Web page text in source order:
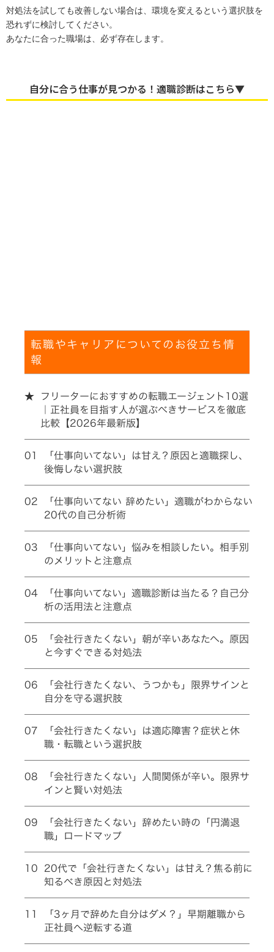
対処法を試しても改善しない場合は、環境を変えるという選択肢を
恐れずに検討してください。
あなたに合った職場は、必ず存在します。
自分に合う仕事が見つかる！適職診断はこちら▼
転職やキャリアについてのお役立ち情
報
★ フリーターにおすすめの転職エージェント10選
｜正社員を目指す人が選ぶべきサービスを徹底
比較【2026年最新版】
01
「仕事向いてない」は甘え？原因と適職探し、
後悔しない選択肢
02
「仕事向いてない 辞めたい」適職がわからない
20代の自己分析術
03
「仕事向いてない」悩みを相談したい。相手別
のメリットと注意点
04
「仕事向いてない」適職診断は当たる？自己分
析の活用法と注意点
05
「会社行きたくない」朝が辛いあなたへ。原因
と今すぐできる対処法
06
「会社行きたくない、うつかも」限界サインと
自分を守る選択肢
07
「会社行きたくない」は適応障害？症状と休
職・転職という選択肢
08
「会社行きたくない」人間関係が辛い。限界サ
インと賢い対処法
09
「会社行きたくない」辞めたい時の「円満退
職」ロードマップ
10 20代で「会社行きたくない」は甘え？焦る前に
知るべき原因と対処法
11
「3ヶ月で辞めた自分はダメ？」早期離職から
正社員へ逆転する道